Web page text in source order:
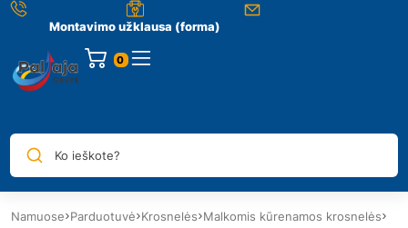
Montavimo užklausa (forma)
0
Ko ieškote?
Namuose Parduotuvė Krosnelės Malkomis kūrenamos krosnelės